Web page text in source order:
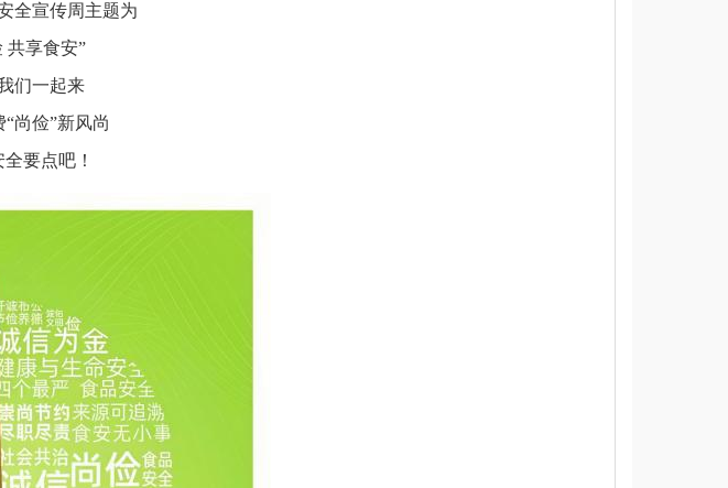
全宣传周主题为
共享食安”
们一起来
尚俭”新风尚
要点吧！